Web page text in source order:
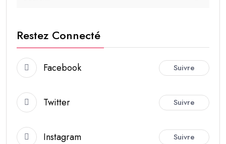
Restez Connecté
Facebook Suivre
Twitter Suivre
Instagram Suivre